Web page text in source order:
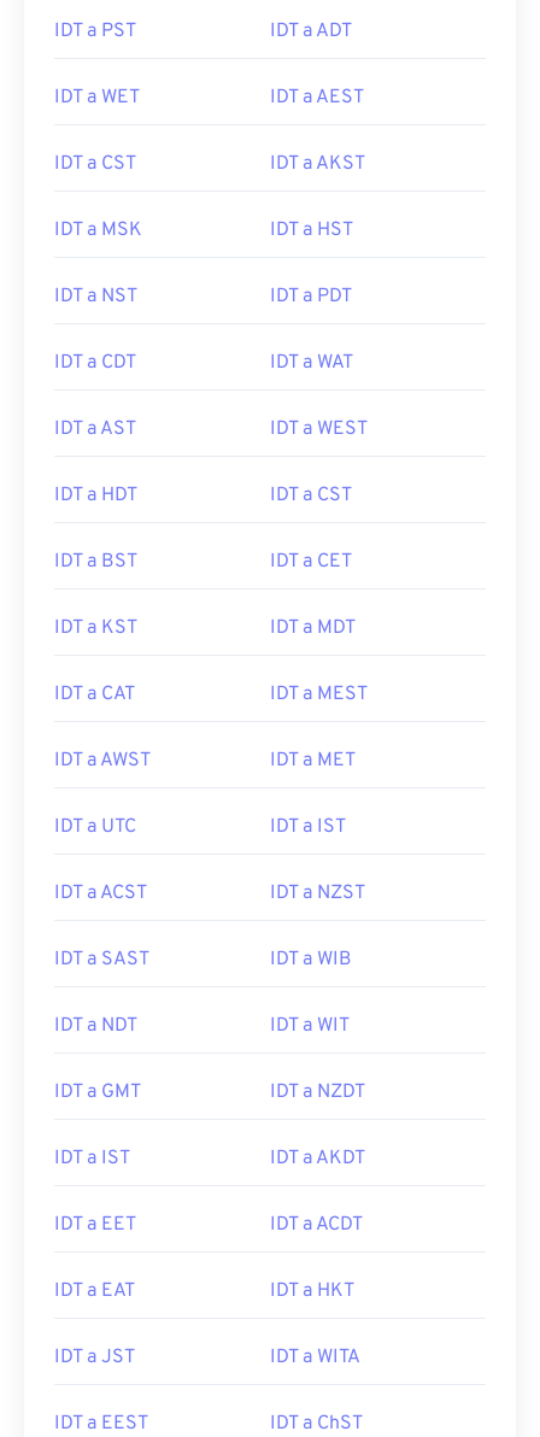
IDT a PST IDT a ADT
IDT a WET IDT a AEST
IDT a CST IDT a AKST
IDT a MSK IDT a HST
IDT a NST IDT a PDT
IDT a CDT IDT a WAT
IDT a AST IDT a WEST
IDT a HDT IDT a CST
IDT a BST IDT a CET
IDT a KST IDT a MDT
IDT a CAT IDT a MEST
IDT a AWST IDT a MET
IDT a UTC IDT a IST
IDT a ACST IDT a NZST
IDT a SAST IDT a WIB
IDT a NDT IDT a WIT
IDT a GMT IDT a NZDT
IDT a IST IDT a AKDT
IDT a EET IDT a ACDT
IDT a EAT IDT a HKT
IDT a JST IDT a WITA
IDT a EEST IDT a ChST